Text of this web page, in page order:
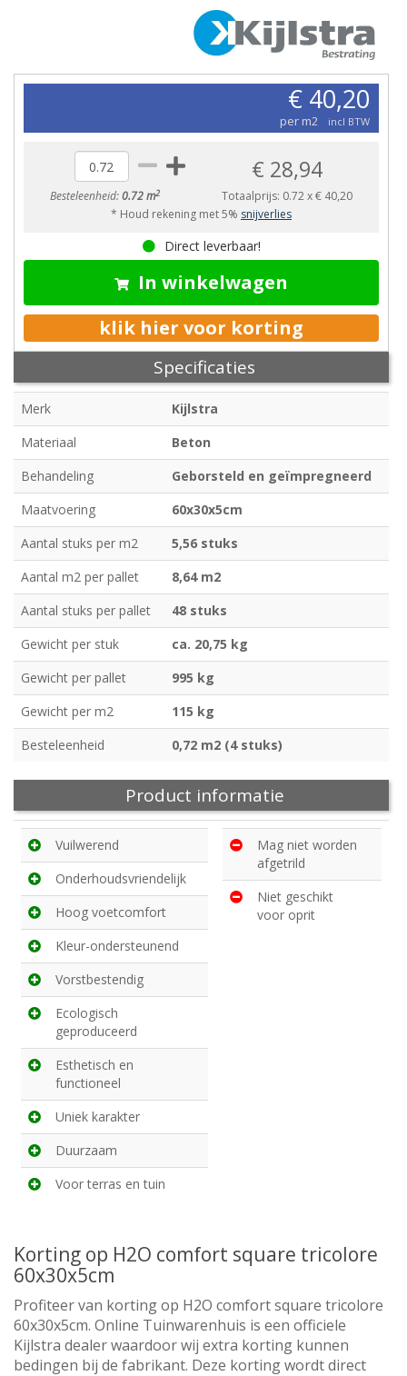
€ 40,20
per m2 incl BTW
Besteleenheid:0.72 m2
€ 28,94
Totaalprijs: 0.72x€ 40,20
* Houd rekening met 5% snijverlies
Direct leverbaar!
In winkelwagen
klik hier voor korting
Specificaties
Merk
Kijlstra
Materiaal
Beton
Behandeling
Geborsteld en geïmpregneerd
Maatvoering
60x30x5cm
Aantal stuks per m2
5,56 stuks
Aantal m2 per pallet
8,64 m2
Aantal stuks per pallet
48 stuks
Gewicht per stuk
ca. 20,75 kg
Gewicht per pallet
995 kg
Gewicht per m2
115 kg
Besteleenheid
0,72 m2 (4 stuks)
Product informatie
Vuilwerend
Onderhoudsvriendelijk
Hoog voetcomfort
Kleur-ondersteunend
Vorstbestendig
Ecologisch
geproduceerd
Esthetisch en
functioneel
Uniek karakter
Duurzaam
Voor terras en tuin
Mag niet worden
afgetrild
Niet geschikt
voor oprit
Korting op H2O comfort square tricolore
60x30x5cm
Profiteer van korting op H2O comfort square tricolore
60x30x5cm. Online Tuinwarenhuis is een officiele
Kijlstra dealer waardoor wij extra korting kunnen
bedingen bij de fabrikant. Deze korting wordt direct